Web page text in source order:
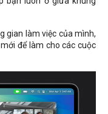
gian làm việc của mình,
để làm cho các cuộc